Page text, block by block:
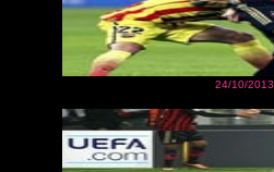
24/10/2013